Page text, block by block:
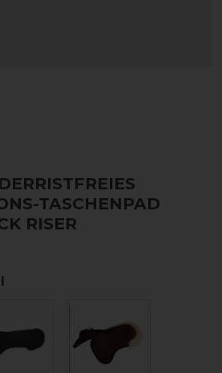
TASCHENPAD
RISER